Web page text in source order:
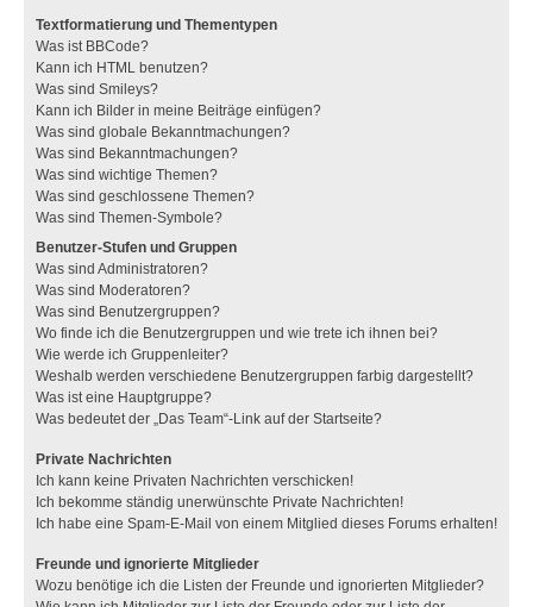
Textformatierung und Thementypen
Was ist BBCode?
Kann ich HTML benutzen?
Was sind Smileys?
Kann ich Bilder in meine Beiträge einfügen?
Was sind globale Bekanntmachungen?
Was sind Bekanntmachungen?
Was sind wichtige Themen?
Was sind geschlossene Themen?
Was sind Themen-Symbole?
Benutzer-Stufen und Gruppen
Was sind Administratoren?
Was sind Moderatoren?
Was sind Benutzergruppen?
Wo finde ich die Benutzergruppen und wie trete ich ihnen bei?
Wie werde ich Gruppenleiter?
Weshalb werden verschiedene Benutzergruppen farbig dargestellt?
Was ist eine Hauptgruppe?
Was bedeutet der „Das Team“-Link auf der Startseite?
Private Nachrichten
Ich kann keine Privaten Nachrichten verschicken!
Ich bekomme ständig unerwünschte Private Nachrichten!
Ich habe eine Spam-E-Mail von einem Mitglied dieses Forums erhalten!
Freunde und ignorierte Mitglieder
Wozu benötige ich die Listen der Freunde und ignorierten Mitglieder?